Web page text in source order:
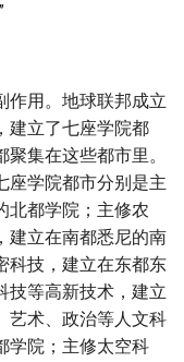
作用。地球联邦成立
建立了七座学院都
集在这些都市里。
座学院都市分别是主
北都学院；主修农
建立在南都悉尼的南
科技，建立在东都东
技等高新技术，建立
艺术、政治等人文科
学院；主修太空科